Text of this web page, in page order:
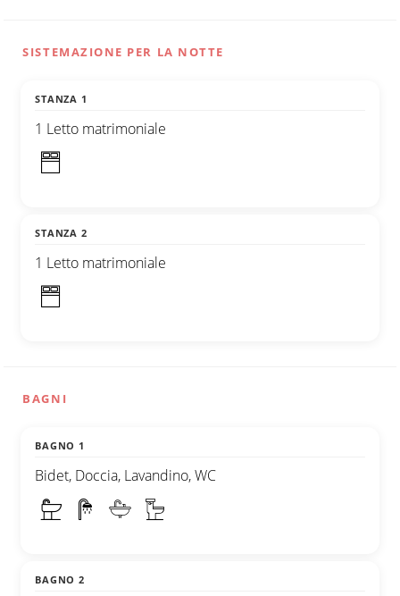
SISTEMAZIONE PER LA NOTTE
STANZA 1
1 Letto matrimoniale
STANZA 2
1 Letto matrimoniale
BAGNI
BAGNO 1
Bidet, Doccia, Lavandino, WC
BAGNO 2